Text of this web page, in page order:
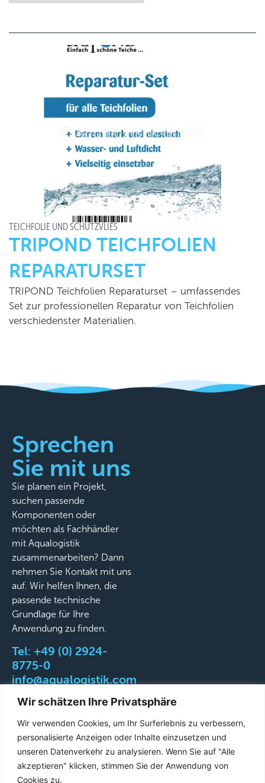
Wir schätzen Ihre Privatsphäre
Wir verwenden Cookies, um Ihr Surferlebnis zu verbessern,
personalisierte Anzeigen oder Inhalte einzusetzen und
unseren Datenverkehr zu analysieren. Wenn Sie auf "Alle
akzeptieren" klicken, stimmen Sie der Anwendung von
Cookies zu.
TEICHFOLIE UND SCHUTZVLIES
TRIPOND TEICHFOLIEN
REPARATURSET
TRIPOND Teichfolien Reparaturset – umfassendes
Set zur professionellen Reparatur von Teichfolien
verschiedenster Materialien.
Sprechen
Sie mit uns
Sie planen ein Projekt,
suchen passende
Komponenten oder
möchten als Fachhändler
mit Aqualogistik
zusammenarbeiten? Dann
nehmen Sie Kontakt mit uns
auf. Wir helfen Ihnen, die
passende technische
Grundlage für Ihre
Anwendung zu finden.
Tel: +49 (0) 2924-
8775-0
info@aqualogistik.com
©
2026
Aqualogistik.
AGB Impressum Datenschutz
Liefer-&
Versandbedingungen